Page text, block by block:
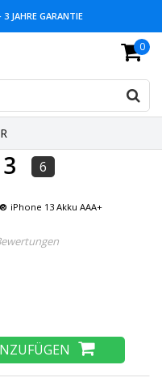
JAHRE GARANTIE
AUSWAHL 0
6
iPhone 13 Akku AAA+